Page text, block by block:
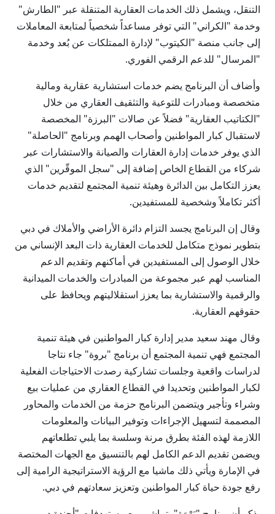
التنقل، ويشمل ذلك الخدمات العقارية المتنقلة عبر "الطارش"
وخدمة "الكراني" التي توفر مساعداً شخصياً لمتابعة المعاملات
إلى جانب منصة "الكيتوب" لإدارة الممتلكات عن بُعد وخدمة
"المرسال" للدعم الرقمي الفوري.
وأضاف أن البرنامج يضم خدمات استشارية عقارية ومالية
متخصصة ومبادرات للتوعية والتثقيف العقاري من خلال
"الكتاتيب العقارية" فضلاً عن صالات "البرزة" المخصصة
لاستقبال كبار المواطنين وأصحاب الهمم وبرنامج "الحاصلة"
الذي يوفر خدمات إدارة العقارات والصيانة والاستشارات عبر
شركاء من القطاع الخاص إضافة إلى "سجل الموقّرين" الذي
يعزز التكامل بين الدائرة وهيئة تنمية المجتمع لتقديم خدمات
أكثر تكاملاً وشخصية للمستفيدين.
وقال إن البرنامج يجسد التزام دائرة الأراضي والأملاك في دبي
بتطوير نموذج متكامل للخدمات العقارية ذات البعد الإنساني من
خلال الوصول إلى المستفيدين في أماكنهم وتقديم الدعم
المناسب لهم عبر مجموعة من المبادرات والخدمات الميدانية
والرقمية والاستشارية بما يعزز استقلاليتهم ويحافظ على
حقوقهم العقارية.
وقال مهند سعيد مدير إدارة كبار المواطنين في هيئة تنمية
المجتمع فهي تنمية المجتمع أن برنامج "بروة" جاء نتاجا
لدراسات واقعية وجلسات تشاركية رصدت الاحتياجات الفعلية
لكبار المواطنين وتحديدا في القطاع العقاري من عمليات بيع
وشراء وتأجير ويتضمن البرنامج حزمة من الخدمات والمحاور
المصممة لتسهيل الإجراءات وتوفير البيانات والمعلومات
اللازمة لهذه الفئة بطرق مرنة وسلسة بما يلبي تطلعاتهم
ويضمن تقديم الدعم الكامل لهم بالتنسيق مع الجهات المختصة
في الإمارة ويأتي ذلك ماشيا مع الرؤية الاستراتيجية الرامية إلى
رفع جودة حياة كبار المواطنين وتعزيز سعادتهم في دبي.